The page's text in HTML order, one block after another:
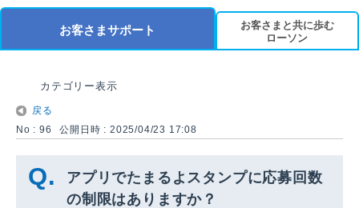
お客さまサポート
お客さまと共に歩む
ローソン
カテゴリー表示
戻る
No : 96
公開日時 : 2025/04/23 17:08
アプリでたまるよスタンプに応募回数
の制限はありますか？